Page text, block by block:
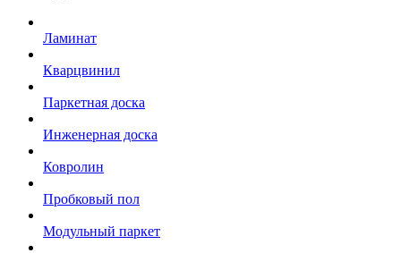
Ламинат
Кварцвинил
Паркетная доска
Инженерная доска
Ковролин
Пробковый пол
Модульный паркет